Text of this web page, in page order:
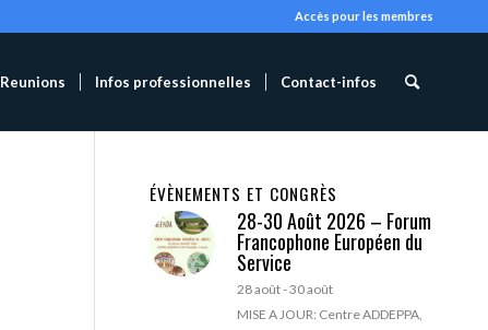
Accès pour les membres
Reunions Infos professionnelles Contact-infos
ÉVÈNEMENTS ET CONGRÈS
28-30 Août 2026 – Forum
Francophone Européen du
Service
28 août-30 août
MISE A JOUR: Centre ADDEPPA,